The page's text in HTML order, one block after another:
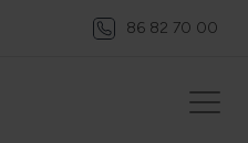
86 82 70 00